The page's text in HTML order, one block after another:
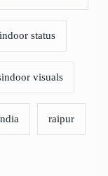
status
visuals
raipur